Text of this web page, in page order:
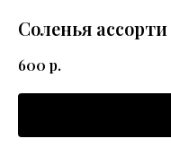
Соленья ассорти
600 р.